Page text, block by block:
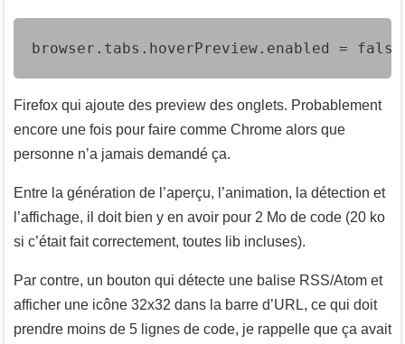
browser.tabs.hoverPreview.enabled = false
Firefox qui ajoute des preview des onglets. Probablement
encore une fois pour faire comme Chrome alors que
personne n’a jamais demandé ça.
Entre la génération de l’aperçu, l’animation, la détection et
l’affichage, il doit bien y en avoir pour 2 Mo de code (20 ko
si c’était fait correctement, toutes lib incluses).
Par contre, un bouton qui détecte une balise RSS/Atom et
afficher une icône 32x32 dans la barre d’URL, ce qui doit
prendre moins de 5 lignes de code, je rappelle que ça avait